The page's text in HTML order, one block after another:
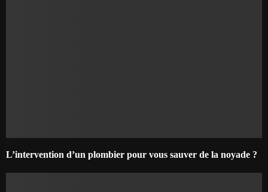
L’intervention d’un plombier pour vous sauver de la noyade ?